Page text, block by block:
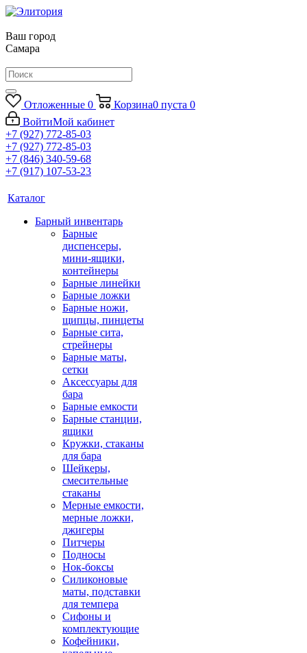
Ваш город
Самара
Отложенные 0 Корзина0 пуста 0
ВойтиМой кабинет
+7 (927) 772-85-03
+7 (927) 772-85-03
+7 (846) 340-59-68
+7 (917) 107-53-23
Каталог
Барный инвентарь
Барные
диспенсеры,
мини-ящики,
контейнеры
Барные линейки
Барные ложки
Барные ножи,
щипцы, пинцеты
Барные сита,
стрейнеры
Барные маты,
сетки
Аксессуары для
бара
Барные емкости
Барные станции,
ящики
Кружки, стаканы
для бара
Шейкеры,
смесительные
стаканы
Мерные емкости,
мерные ложки,
джигеры
Питчеры
Подносы
Нок-боксы
Силиконовые
маты, подставки
для темпера
Сифоны и
комплектующие
Кофейники,